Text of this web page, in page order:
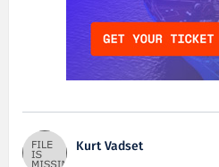
Kurt Vadset